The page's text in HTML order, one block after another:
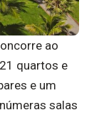
ao
quartos e
e um
salas